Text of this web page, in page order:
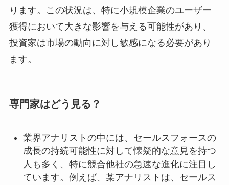
ります。この状況は、特に小規模企業のユーザー
獲得において大きな影響を与える可能性があり、
投資家は市場の動向に対し敏感になる必要があり
ます。
専門家はどう見る？
業界アナリストの中には、セールスフォースの
成長の持続可能性に対して懐疑的な意見を持つ
人も多く、特に競合他社の急速な進化に注目し
ています。例えば、某アナリストは、セールス